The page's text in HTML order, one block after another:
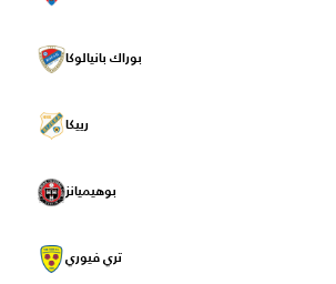
بوراك بانيالوكا
رييكا
بوهيميانز
تري فيوري